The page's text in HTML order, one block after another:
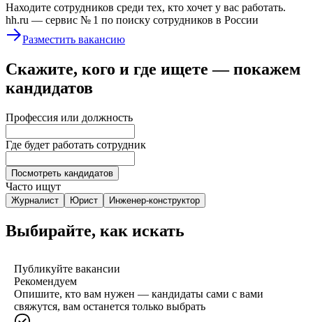
Находите сотрудников среди тех, кто хочет у вас работать.
hh.ru — сервис № 1 по поиску сотрудников в России
Разместить вакансию
Скажите, кого и где ищете — покажем
кандидатов
Профессия или должность
Где будет работать сотрудник
Посмотреть кандидатов
Часто ищут
Журналист Юрист Инженер-конструктор
Выбирайте, как искать
Публикуйте вакансии
Рекомендуем
Опишите, кто вам нужен — кандидаты сами с вами
свяжутся, вам останется только выбрать